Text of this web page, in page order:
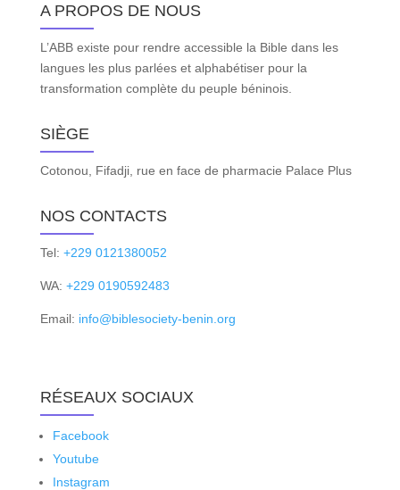
A PROPOS DE NOUS
L’ABB existe pour rendre accessible la Bible dans les
langues les plus parlées et alphabétiser pour la
transformation complète du peuple béninois.
SIÈGE
Cotonou, Fifadji, rue en face de pharmacie Palace Plus
NOS CONTACTS
Tel: +229 0121380052
WA: +229 0190592483
Email: info@biblesociety-benin.org
RÉSEAUX SOCIAUX
Facebook
Youtube
Instagram